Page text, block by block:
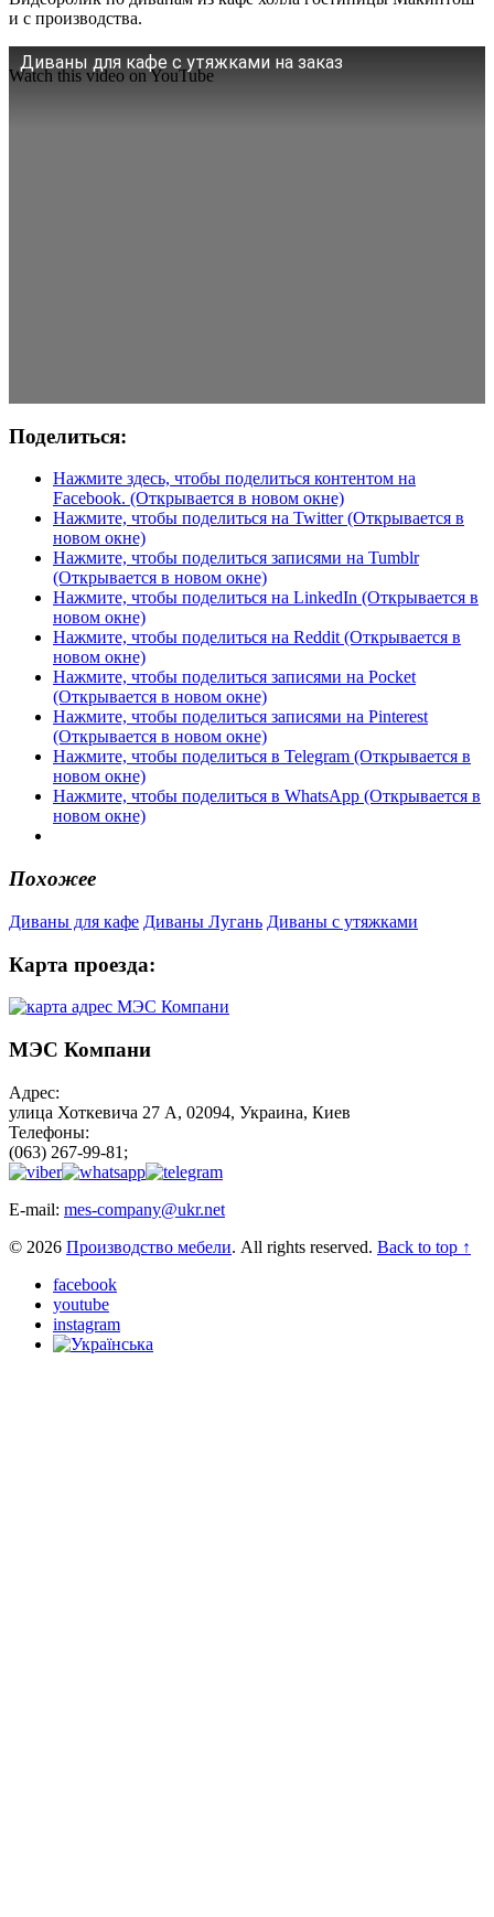
и с производства.
Диваны для кафе с утяжками на заказ
Watch this video on YouTube
Поделиться:
Нажмите здесь, чтобы поделиться контентом на
Facebook. (Открывается в новом окне)
Нажмите, чтобы поделиться на Twitter (Открывается в
новом окне)
Нажмите, чтобы поделиться записями на Tumblr
(Открывается в новом окне)
Нажмите, чтобы поделиться на LinkedIn (Открывается в
новом окне)
Нажмите, чтобы поделиться на Reddit (Открывается в
новом окне)
Нажмите, чтобы поделиться записями на Pocket
(Открывается в новом окне)
Нажмите, чтобы поделиться записями на Pinterest
(Открывается в новом окне)
Нажмите, чтобы поделиться в Telegram (Открывается в
новом окне)
Нажмите, чтобы поделиться в WhatsApp (Открывается в
новом окне)
Похожее
Диваны для кафе Диваны Лугань Диваны с утяжками
Карта проезда:
МЭС Компани
Адрес:
улица Хоткевича 27 А, 02094, Украина, Киев
Телефоны:
(063) 267-99-81;
E-mail: mes-company@ukr.net
© 2026 Производство мебели. All rights reserved. Back to top ↑
facebook
youtube
instagram